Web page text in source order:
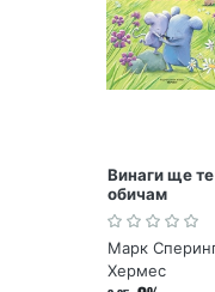
Винаги ще те
обичам
Хермес